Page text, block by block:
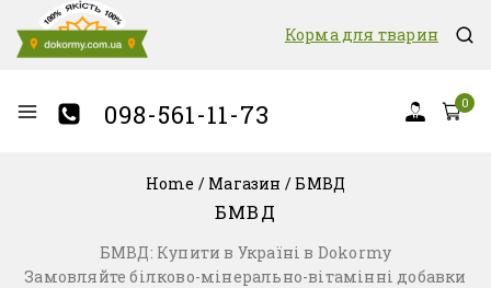
Корма для тварин
098-561-11-73 0
Home / Магазин /БМВД
БМВД
БМВД: Купити в Україні в Dokormy
Замовляйте білково-мінерально-вітамінні добавки